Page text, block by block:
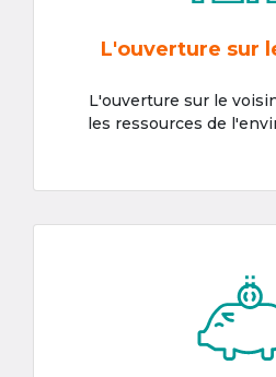
L'ouverture sur
L'ouverture sur le
les ressources de